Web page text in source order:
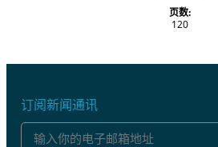
页数:
120
订阅新闻通讯